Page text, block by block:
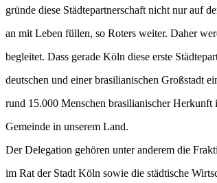
gründe diese Städtepartnerschaft nicht nur auf
an mit Leben füllen, so Roters weiter. Daher
begleitet. Dass gerade Köln diese erste
deutschen und einer brasilianischen Großstadt
rund 15.000 Menschen brasilianischer
Gemeinde in unserem Land.
Der Delegation gehören unter anderem die
im Rat der Stadt Köln sowie die städtische